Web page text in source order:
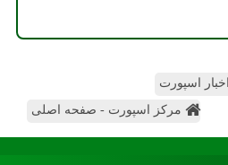
اخبار اسپورت
مرکز اسپورت - صفحه اصلی